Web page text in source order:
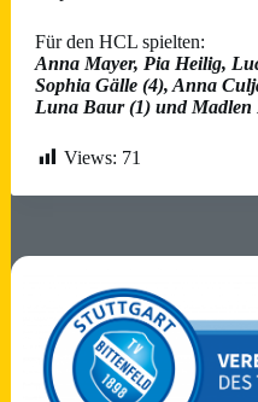
Für den HCL spielten:
Anna Mayer, Pia Heilig,
Sophia Gälle (4), Anna
Luna Baur (1) und Madlen
Views: 71